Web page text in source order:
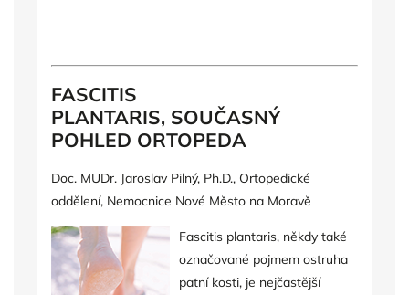
FASCITIS
PLANTARIS, SOUČASNÝ
POHLED ORTOPEDA
Doc. MUDr. Jaroslav Pilný, Ph.D., Ortopedické
oddělení, Nemocnice Nové Město na Moravě
Fascitis plantaris, někdy také
označované pojmem ostruha
patní kosti, je nejčastější